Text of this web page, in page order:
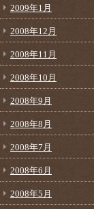
2009年1月
2008年12月
2008年11月
2008年10月
2008年9月
2008年8月
2008年7月
2008年6月
2008年5月